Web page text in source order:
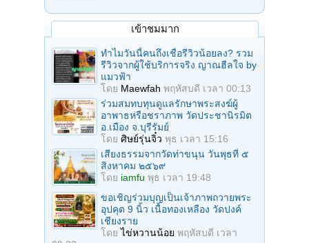
เข้าชมมาก
ทำไมวันนี้คนถึงเชื่อรีวิวน้อยลง? รวม
รีวิวจากผู้ใช้บริการจริง ญาณฮีลใจ by
แมวฟ้า
โดย Maewfah พฤหัสบดี เวลา 00:13
ร่วมสมทบทุนดูแลรักษาพระสงฆ์ผู้
อาพาธหรือชราภาพ วัดประชานิรมิต
อ.เมือง จ.บุรีรัมย์
โดย ศิษย์รุ่นจิ๋ว พุธ เวลา 15:16
เสียงธรรมจากวัดท่าขนุน วันพุธที่ ๕
สิงหาคม ๒๕๖๙
โดย iamfu พุธ เวลา 19:48
ขอเชิญร่วมบุญเป็นเจ้าภาพถวายพระ
อุปคุต 9 นิ้ว เนื้อทองเหลือง วัดปงค์
เชียงราย
โดยไข่หวานน้อย พฤหัสบดี เวลา